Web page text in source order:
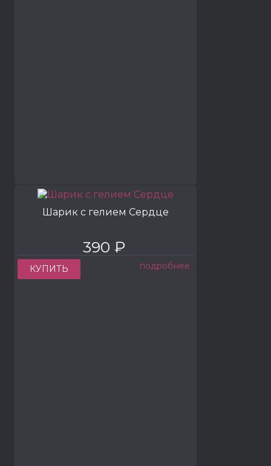
Шарик с гелием Сердце
390 ₽
КУПИТЬ подробнее